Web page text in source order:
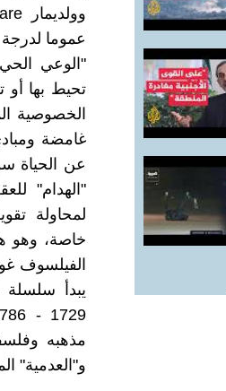
عموما
"الوعي
تحيط بها أو
الخصوصية
غامضة
عن الحياة
"الهدام"
لمحاولة
خاصة، وهو
مذهبه
و"العدمية"